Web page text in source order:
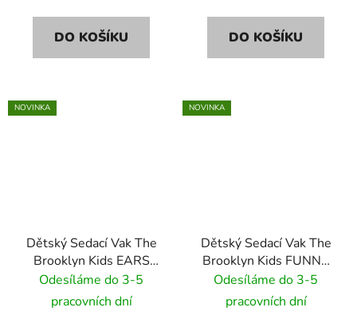
DO KOŠÍKU DO KOŠÍKU
NOVINKA
Dětský Sedací Vak The
Brooklyn Kids EARS
BR-9704 žlutý
Odesíláme do 3-5
pracovních dní
NOVINKA
Dětský Sedací Vak The
Brooklyn Kids FUNNY
BUNNY VELVET BR-
9692 modrý
Odesíláme do 3-5
pracovních dní